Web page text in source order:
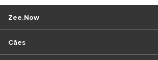
Cães
Zee.Now